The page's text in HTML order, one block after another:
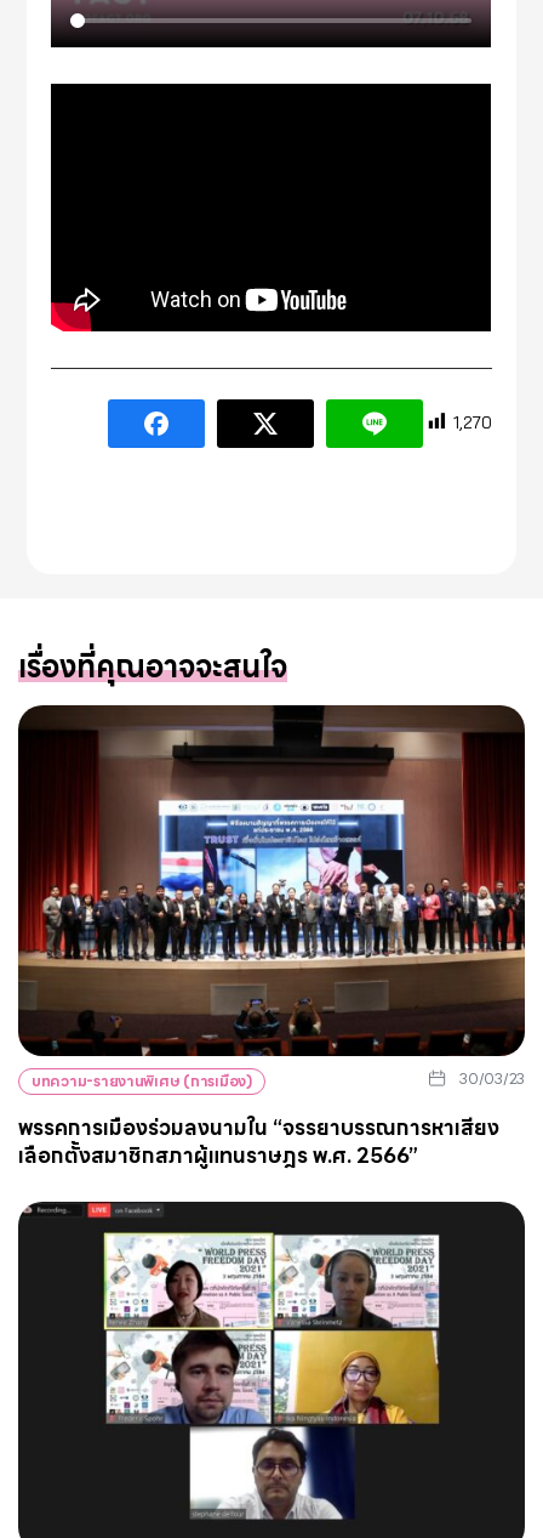
1,270
เรื่องที่คุณอาจจะสนใจ
บทความ-รายงานพิเศษ (การเมือง) 30/03/23
พรรคการเมืองร่วมลงนามใน “จรรยาบรรณการหาเสียง
เลือกตั้งสมาชิกสภาผู้แทนราษฎร พ.ศ. 2566”